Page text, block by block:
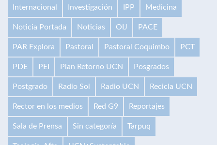
Internacional Investigación IPP Medicina
Noticia Portada Noticias OIJ PACE
PAR Explora Pastoral Pastoral Coquimbo PCT
PDE PEI Plan Retorno UCN Posgrados
Postgrado Radio Sol Radio UCN Recicla UCN
Rector en los medios Red G9 Reportajes
Sala de Prensa Sin categoría Tarpuq